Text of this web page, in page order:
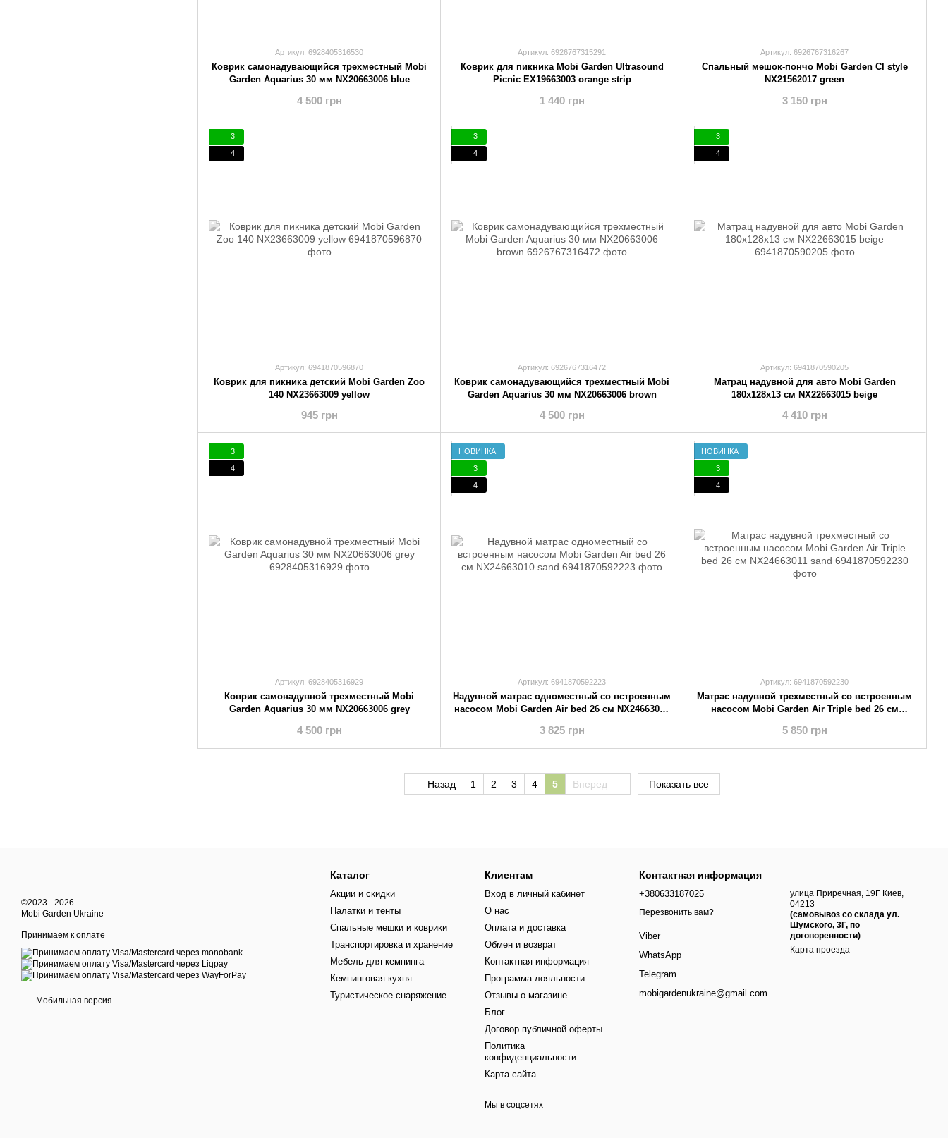
Артикул: 6928405316530
Коврик самонадувающийся трехместный Mobi
Garden Aquarius 30 мм NX20663006 blue
4 500 грн
Артикул: 6926767315291
Коврик для пикника Mobi Garden Ultrasound
Picnic EX19663003 orange strip
1 440 грн
Артикул: 6926767316267
Спальный мешок-пончо Mobi Garden Cl style
NX21562017 green
3 150 грн
3
4
Артикул: 6941870596870
Коврик для пикника детский Mobi Garden Zoo
140 NX23663009 yellow
945 грн
3
4
Артикул: 6926767316472
Коврик самонадувающийся трехместный Mobi
Garden Aquarius 30 мм NX20663006 brown
4 500 грн
3
4
Артикул: 6941870590205
Матрац надувной для авто Mobi Garden
180x128x13 см NX22663015 beige
4 410 грн
3
4
Артикул: 6928405316929
Коврик самонадувной трехместный Mobi
Garden Aquarius 30 мм NX20663006 grey
4 500 грн
НОВИНКА
3
4
Артикул: 6941870592223
Надувной матрас одноместный со встроенным
насосом Mobi Garden Air bed 26 см NX24663010
3 825 грн
НОВИНКА
3
4
Артикул: 6941870592230
Матрас надувной трехместный со встроенным
насосом Mobi Garden Air Triple bed 26 см
5 850 грн
Назад 1 2 3 4 5 Вперед Показать все
©2023 - 2026
Mobi Garden Ukraine
Принимаем к оплате
Мобильная версия
Каталог
Акции и скидки
Палатки и тенты
Спальные мешки и коврики
Транспортировка и хранение
Мебель для кемпинга
Кемпинговая кухня
Туристическое снаряжение
Клиентам
Вход в личный кабинет
О нас
Оплата и доставка
Обмен и возврат
Контактная информация
Программа лояльности
Отзывы о магазине
Блог
Договор публичной оферты
Политика
конфиденциальности
Карта сайта
Мы в соцсетях
Контактная информация
+380633187025
Перезвонить вам?
Viber
WhatsApp
Telegram
mobigardenukraine@gmail.com
улица Приречная, 19Г Киев,
04213
(самовывоз со склада ул.
Шумского, 3Г, по
договоренности)
Карта проезда